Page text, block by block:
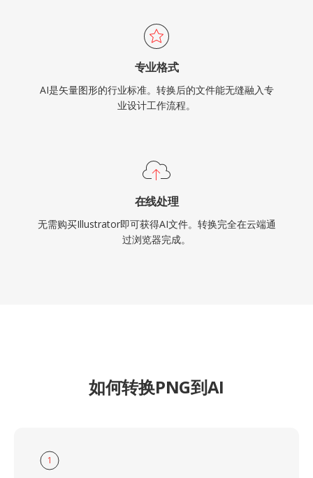
专业格式
AI是矢量图形的行业标准。转换后的文件能无缝融入专
业设计工作流程。
在线处理
无需购买Illustrator即可获得AI文件。转换完全在云端通
过浏览器完成。
如何转换PNG到AI
1